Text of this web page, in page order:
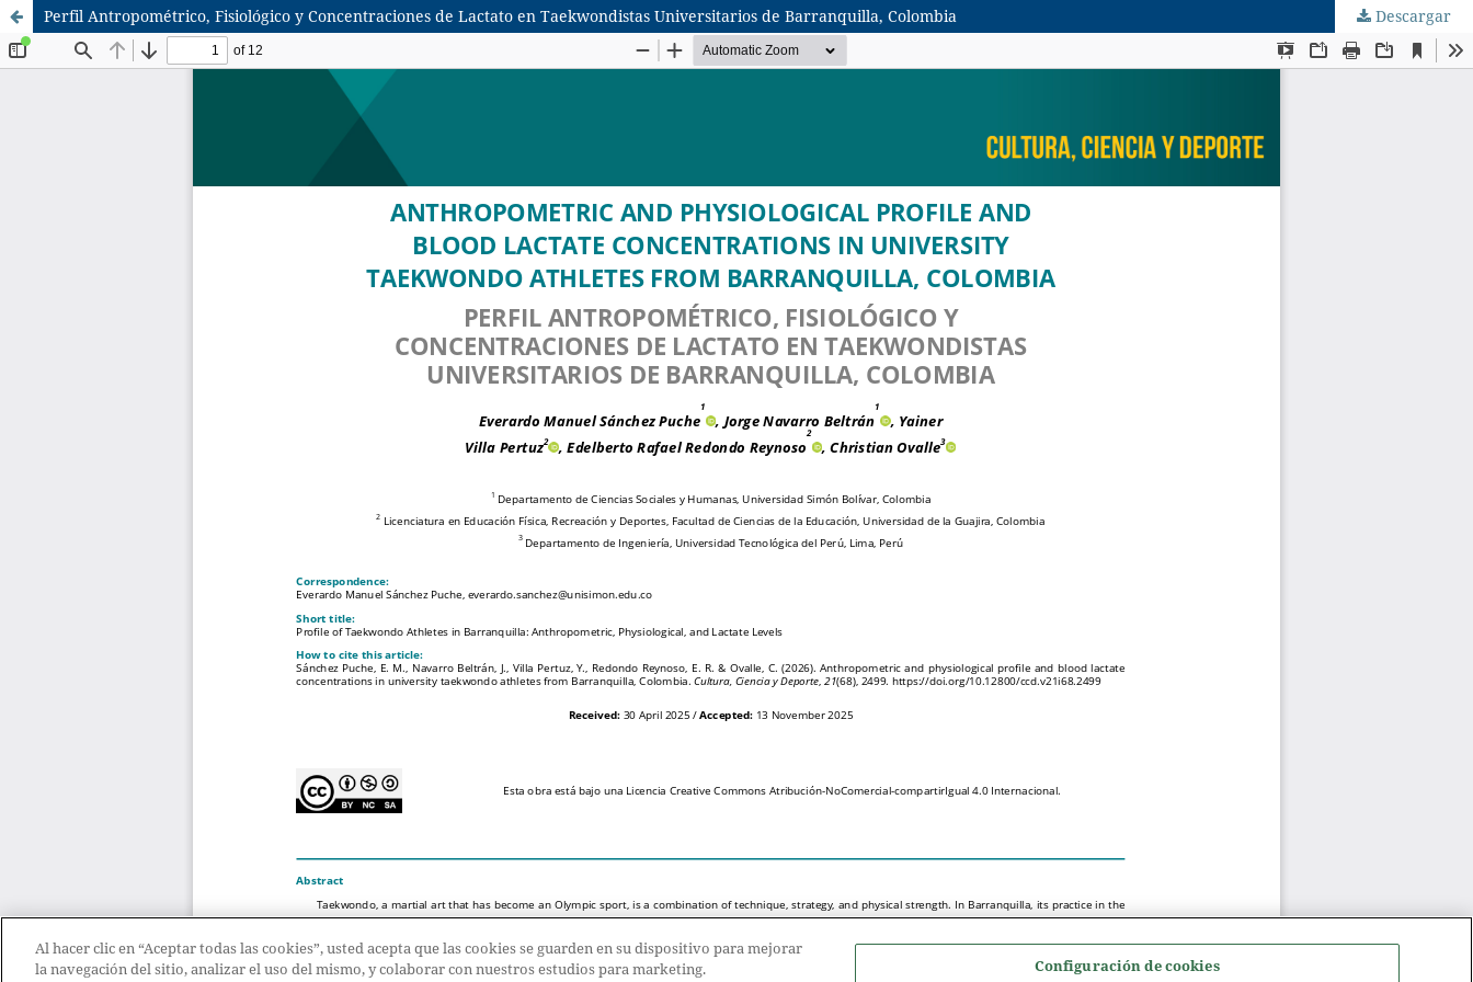
Perfil Antropométrico, Fisiológico y Concentraciones de Lactato en Taekwondistas Universitarios de Barranquilla, Colombia Descargar
Al hacer clic en “Aceptar todas las cookies”, usted acepta que las cookies se guarden en su dispositivo para mejorar
la navegación del sitio, analizar el uso del mismo, y colaborar con nuestros estudios para marketing.
Configuración de cookies